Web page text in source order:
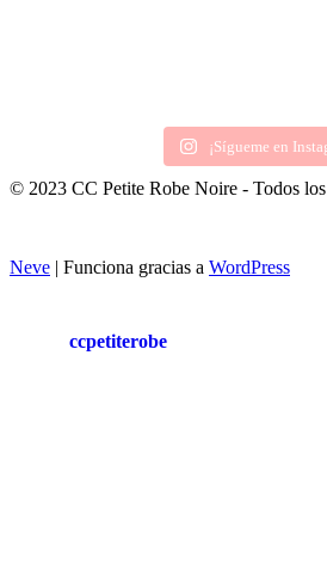
¡Sígueme en
© 2023 CC Petite Robe Noire - Todos los
Neve | Funciona gracias a WordPress
ccpetiterobe